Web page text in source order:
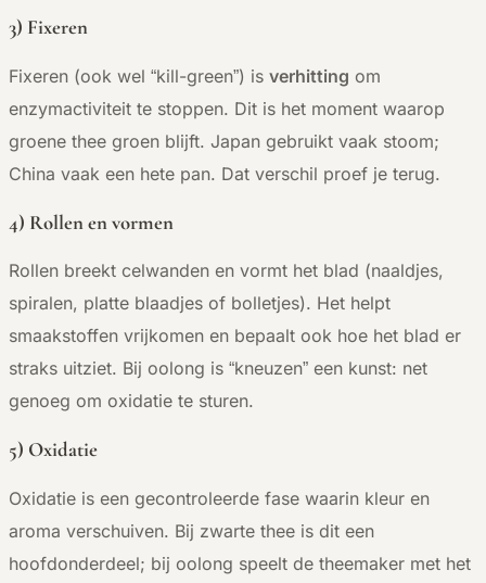
3) Fixeren
Fixeren (ook wel “kill-green”) is verhitting om
enzymactiviteit te stoppen. Dit is het moment waarop
groene thee groen blijft. Japan gebruikt vaak stoom;
China vaak een hete pan. Dat verschil proef je terug.
4) Rollen en vormen
Rollen breekt celwanden en vormt het blad (naaldjes,
spiralen, platte blaadjes of bolletjes). Het helpt
smaakstoffen vrijkomen en bepaalt ook hoe het blad er
straks uitziet. Bij oolong is “kneuzen” een kunst: net
genoeg om oxidatie te sturen.
5) Oxidatie
Oxidatie is een gecontroleerde fase waarin kleur en
aroma verschuiven. Bij zwarte thee is dit een
hoofdonderdeel; bij oolong speelt de theemaker met het